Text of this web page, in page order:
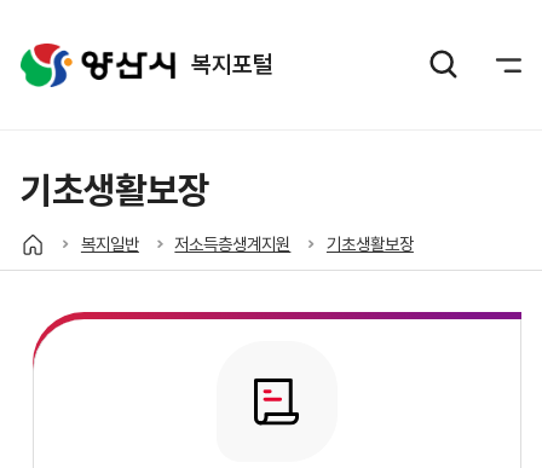
복지포털
기초생활보장
복지일반 저소득층생계지원 기초생활보장